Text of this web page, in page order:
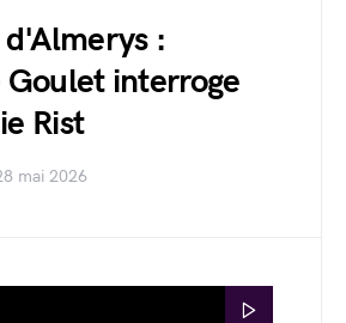
:
Goulet interroge
Rist
mai 2026